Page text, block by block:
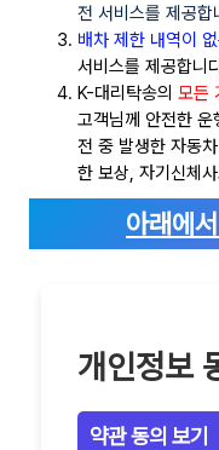
전 서비스를 제공합
배차 제한 내역이
서비스를 제공합니
K-대리탁송의 모든
고객님께 안전한
전 중 발생한 자동
한 보상, 자기신체
아래에
개인정보
약관 동의 보기